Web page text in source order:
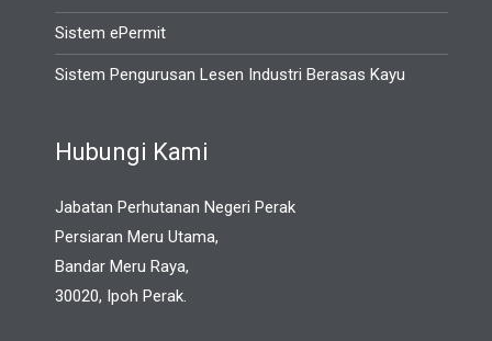
Sistem ePermit
Sistem Pengurusan Lesen Industri Berasas Kayu
Hubungi Kami
Jabatan Perhutanan Negeri Perak
Persiaran Meru Utama,
Bandar Meru Raya,
30020, Ipoh Perak.